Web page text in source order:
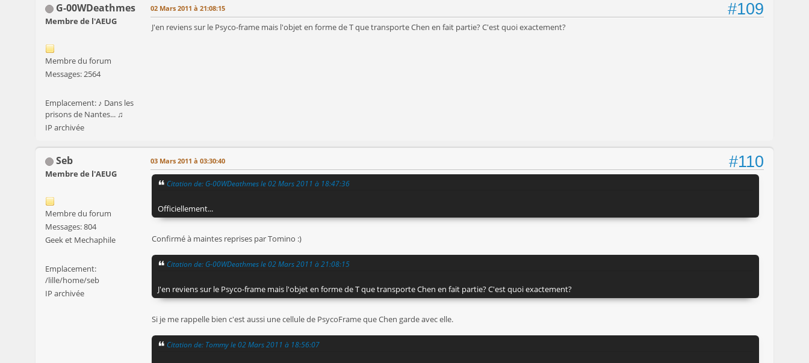
G-00WDeathmes
Membre de l'AEUG
Membre du forum
Messages: 2564
Emplacement: ♪ Dans les
prisons de Nantes... ♫
IP archivée
#109
02 Mars 2011 à 21:08:15
J'en reviens sur le Psyco-frame mais l'objet en forme de T que transporte Chen en fait partie? C'est quoi exactement?
Seb
Membre de l'AEUG
Membre du forum
Messages: 804
Geek et Mechaphile
Emplacement:
/lille/home/seb
IP archivée
#110
03 Mars 2011 à 03:30:40
Citation de: G-00WDeathmes le 02 Mars 2011 à 18:47:36
Officiellement...
Confirmé à maintes reprises par Tomino :)
Citation de: G-00WDeathmes le 02 Mars 2011 à 21:08:15
J'en reviens sur le Psyco-frame mais l'objet en forme de T que transporte Chen en fait partie? C'est quoi exactement?
Si je me rappelle bien c'est aussi une cellule de PsycoFrame que Chen garde avec elle.
Citation de: Tommy le 02 Mars 2011 à 18:56:07